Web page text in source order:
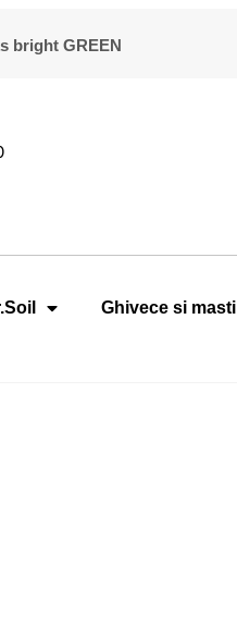
bright GREEN
Ghivece si masti